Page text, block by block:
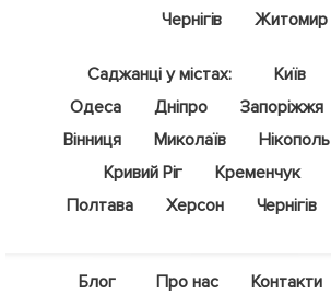
Чернігів
Житомир
Саджанці у містах: Київ
Одеса
Дніпро Запоріжжя
Вінниця
Миколаїв Нікополь
Кривий Ріг
Кременчук
Полтава
Херсон Чернігів
Блог Про нас Контакти